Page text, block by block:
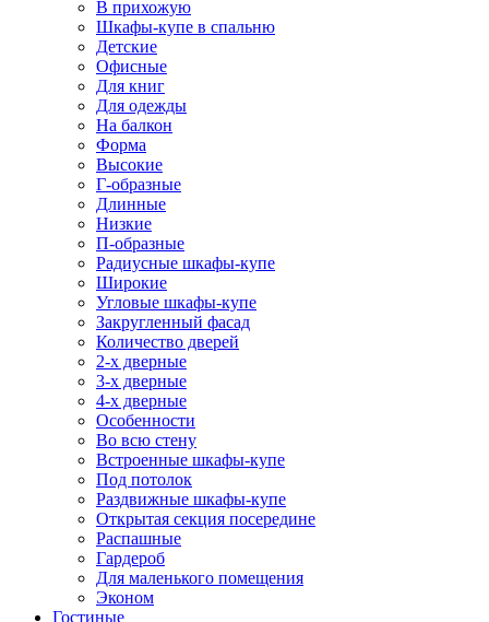
В прихожую
Шкафы-купе в спальню
Детские
Офисные
Для книг
Для одежды
На балкон
Форма
Высокие
Г-образные
Длинные
Низкие
П-образные
Радиусные шкафы-купе
Широкие
Угловые шкафы-купе
Закругленный фасад
Количество дверей
2-х дверные
3-х дверные
4-х дверные
Особенности
Во всю стену
Встроенные шкафы-купе
Под потолок
Раздвижные шкафы-купе
Открытая секция посередине
Распашные
Гардероб
Для маленького помещения
Эконом
Гостиные